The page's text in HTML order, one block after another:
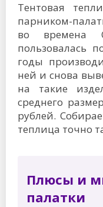
Тентовая
парником-
во времена
пользовалась
годы
ней и снова
на такие
среднего
рублей.
теплица точно
Плюсы и
палатки